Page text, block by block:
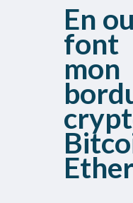
En
mon